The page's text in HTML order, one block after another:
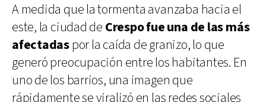
A medida que la tormenta avanzaba hacia el
este, la ciudad de Crespo fue una de las más
afectadaspor la caída de granizo, lo que
generó preocupación entre los habitantes. En
uno de los barrios, una imagen que
rápidamente se viralizó en las redes sociales